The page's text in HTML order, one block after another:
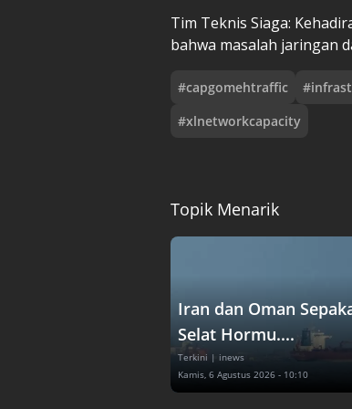
Tim Teknis Siaga:
bahwa masalah jaringan
#capgomehtraffic #
#xlnetworkcapacity
Topik Menarik
Iran dan Oman
Selat Hormu....
Terkini | inews
Kamis, 6 Agustus 2026 - 10:10